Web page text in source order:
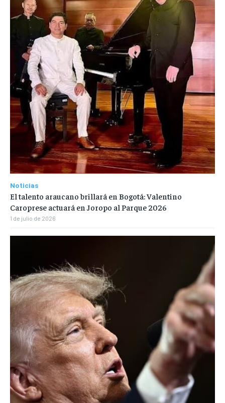
Noticias
El talento araucano brillará en Bogotá: Valentino
Caroprese actuará en Joropo al Parque 2026
1 de julio de 2026